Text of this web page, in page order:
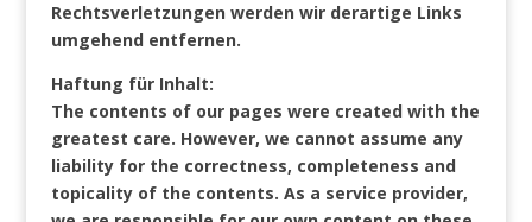
Rechtsverletzungen werden wir derartige Links
umgehend entfernen.
Haftung für Inhalt:
The contents of our pages were created with the
greatest care. However, we cannot assume any
liability for the correctness, completeness and
topicality of the contents. As a service provider,